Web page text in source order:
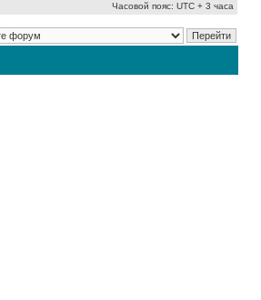
Часовой пояс: UTC + 3 часа